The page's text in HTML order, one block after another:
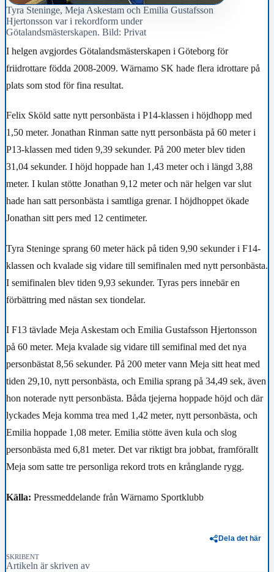
Tyra Steninge, Meja Askestam och Emilia Gustafsson
Hjertonsson var i rekordform under
Götalandsmästerskapen. Bild: Privat
I helgen avgjordes Götalandsmästerskapen i Göteborg för
friidrottare födda 2008-2009. Wärnamo SK hade flera idrottare på
plats som stod för fina resultat.
Felix Sköld satte nytt personbästa i P14-klassen i höjdhopp med
1,50 meter. Jonathan Rinman satte nytt personbästa på 60 meter i
P13-klassen med tiden 9,39 sekunder. På 200 meter blev tiden
31,04 sekunder. I höjd hoppade han 1,43 meter och i längd 3,88
meter. I kulan stötte Jonathan 9,12 meter och när helgen var slut
hade han satt personbästa i samtliga grenar. I höjdhoppet ökade
Jonathan sitt pers med 12 centimeter.
Tyra Steninge sprang 60 meter häck på tiden 9,90 sekunder i F14-
klassen och kvalade sig vidare till semifinalen med nytt personbästa.
I semifinalen blev tiden 9,93 sekunder. Tyras pers innebär en
förbättring med nästan sex tiondelar.
I F13 tävlade Meja Askestam och Emilia Gustafsson Hjertonsson
på 60 meter. Meja kvalade sig vidare till semifinal med det nya
personbästat 8,56 sekunder. På 200 meter vann Meja sitt heat med
tiden 29,10, nytt personbästa, och Emilia sprang på 34,49 sek, även
hon noterade nytt personbästa. Båda tjejerna hoppade höjd och där
lyckades Meja komma trea med 1,42 meter, nytt personbästa, och
Emilia hoppade 1,08 meter. Emilia stötte även kula och slog
personbästa med 6,81 meter. Det var riktigt bra jobbat, framförallt
Meja som satte tre personliga rekord trots en krånglande rygg.
Källa: Pressmeddelande från Wärnamo Sportklubb
Dela det här
SKRIBENT
Artikeln är skriven av